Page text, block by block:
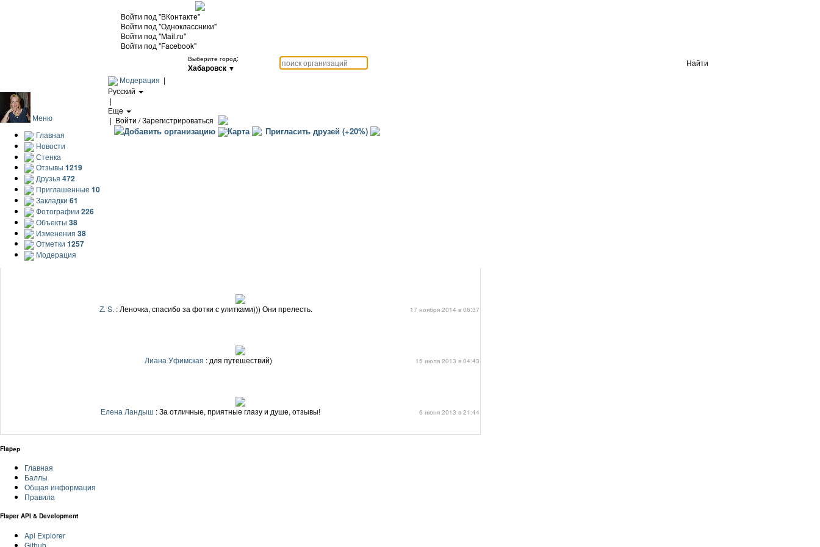
Войти под "ВКонтакте"
Войти под "Одноклассники"
Войти под "Mail.ru"
Войти под "Facebook"
Выберите город:
Хабаровск ▼
Найти
Модерация |
Русский
|
Еще
| Войти / Зарегистрироваться
Добавить организацию Карта Пригласить друзей (+20%)
Меню
Главная
Новости
Стенка
Отзывы 1219
Друзья 472
Приглашенные 10
Закладки 61
Фотографии 226
Объекты 38
Изменения 38
Отметки 1257
Модерация
Z. S. : Леночка, спасибо за фотки с улитками))) Они прелесть. 17 ноября 2014 в 06:37
Лиана Уфимская : для путешествий) 15 июля 2013 в 04:43
Елена Ландыш : За отличные, приятные глазу и душе, отзывы! 6 июня 2013 в 21:44
Flapер
Главная
Баллы
Общая информация
Правила
Flaper API & Development
Api Explorer
Github